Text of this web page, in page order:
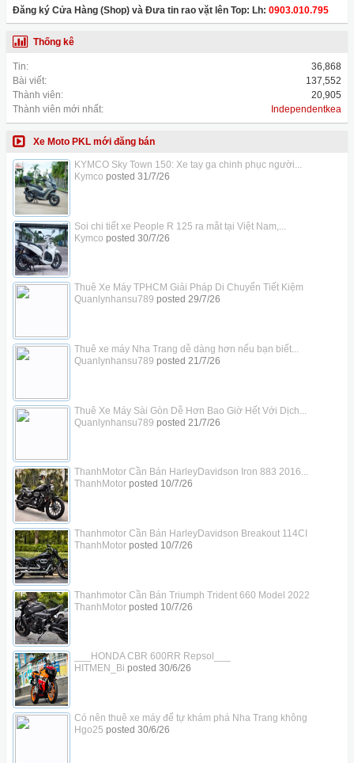
Đăng ký Cửa Hàng (Shop) và Đưa tin rao vặt lên Top: Lh: 0903.010.795
Thống kê
Tin:
36,868
Bài viết:
137,552
Thành viên:
20,905
Thành viên mới nhất:
Independentkea
Xe Moto PKL mới đăng bán
KYMCO Sky Town 150: Xe tay ga chinh phục người...
Kymco posted 31/7/26
Soi chi tiết xe People R 125 ra mắt tại Việt Nam,...
Kymco posted 30/7/26
Thuê Xe Máy TPHCM Giải Pháp Di Chuyển Tiết Kiệm
Quanlynhansu789 posted 29/7/26
Thuê xe máy Nha Trang dễ dàng hơn nếu bạn biết...
Quanlynhansu789 posted 21/7/26
Thuê Xe Máy Sài Gòn Dễ Hơn Bao Giờ Hết Với Dịch...
Quanlynhansu789 posted 21/7/26
ThanhMotor Cần Bán HarleyDavidson Iron 883 2016...
ThanhMotorposted 10/7/26
Thanhmotor Cần Bán HarleyDavidson Breakout 114CI
ThanhMotorposted 10/7/26
Thanhmotor Cần Bán Triumph Trident 660 Model 2022
ThanhMotorposted 10/7/26
___HONDA CBR 600RR Repsol___
HITMEN_Bi posted 30/6/26
Có nên thuê xe máy để tự khám phá Nha Trang không
Hgo25 posted 30/6/26